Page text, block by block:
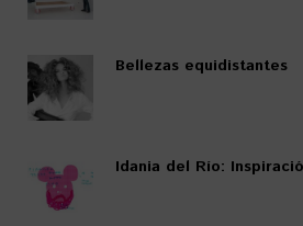
Bellezas equidistantes
Idania del Río: